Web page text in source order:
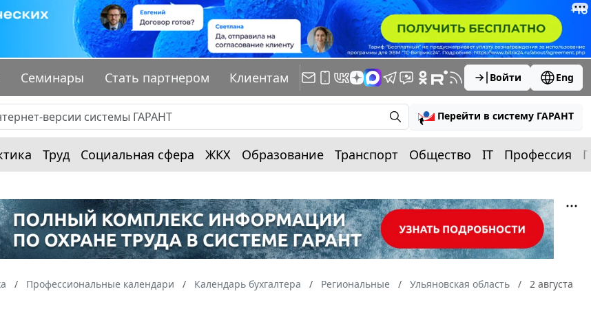
Семинары Стать партнером Клиентам Войти Eng
Перейти в систему ГАРАНТ
Труд Социальная сфера ЖКХ Образование Транспорт Общество IT Профессия
Профессиональные календари Календарь бухгалтера Региональные Ульяновская область
2 августа